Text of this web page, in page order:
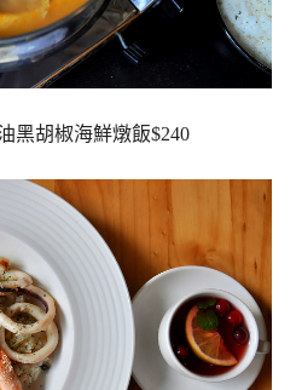
黑胡椒海鮮燉飯$240